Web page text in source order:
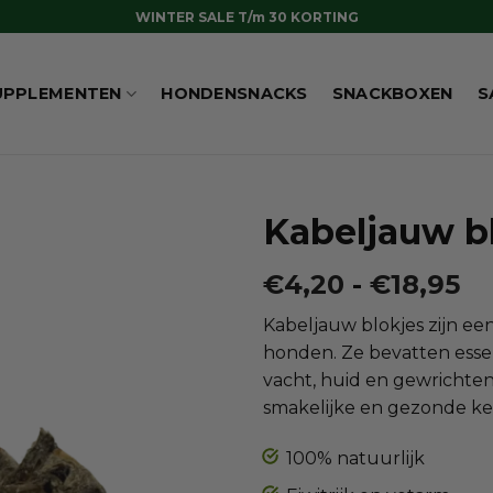
WINTER SALE T/m 30 KORTING
HONDENSNACKS SNACKBOXEN
Kabeljauw
€4,20 - €18,95
Kabeljauw blokjes zijn
honden. Ze bevatten
vacht, huid en
smakelijke en gezonde
100% natuurlijk